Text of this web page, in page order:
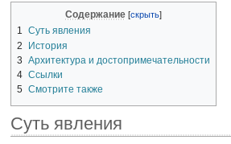
Содержание
1
Суть явления
2
История
3
Архитектура и достопримечательности
4 Ссылки
5 Смотрите также
Суть явления